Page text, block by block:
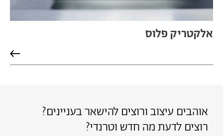
אלקטריק פלוס
אוהבים עיצוב ורוצים להישאר בעניינים?
רוצים לדעת מה חדש וטרנדי?